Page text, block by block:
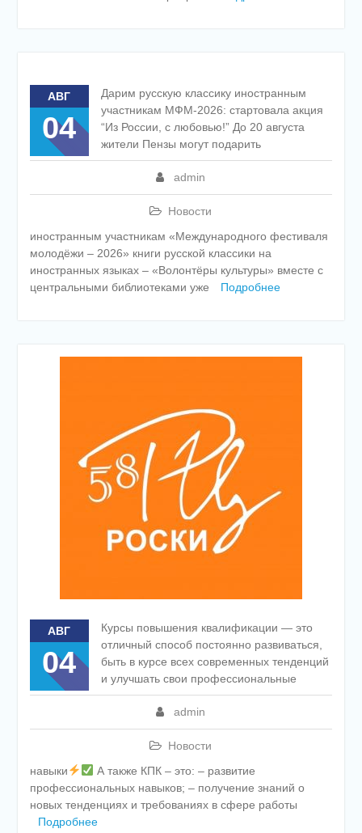
АВГ
04
admin
Новости
Дарим русскую классику иностранным
участникам МФМ-2026: стартовала акция
“Из России, с любовью!” До 20 августа
жители Пензы могут подарить
иностранным участникам «Международного фестиваля
молодёжи – 2026» книги русской классики на
иностранных языках – «Волонтёры культуры» вместе с
центральными библиотеками уже
Подробнее
АВГ
04
admin
Новости
Курсы повышения квалификации — это
отличный способ постоянно развиваться,
быть в курсе всех современных тенденций
и улучшать свои профессиональные
навыки
А также КПК – это: – развитие
профессиональных навыков; – получение знаний о
новых тенденциях и требованиях в сфере работы
Подробнее